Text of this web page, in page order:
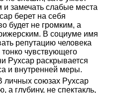
и замечать слабые места
берет на себя
будет не громким, а
В социуме имя
репутацию человека
чувствующего
Рухсар раскрывается
и внутренней меры.
личных союзах Рухсар
глубину, не спектакль,